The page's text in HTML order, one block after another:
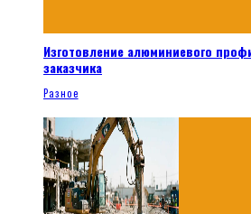
Изготовление алюминиевого
заказчика
Разное